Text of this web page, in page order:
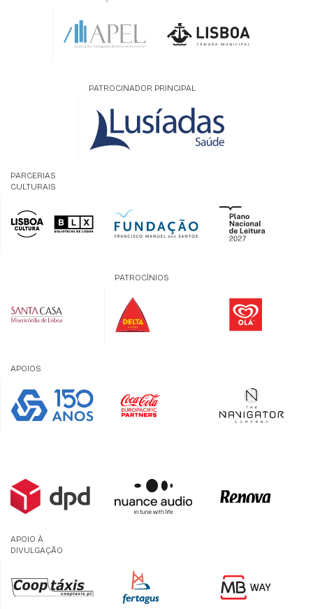
PATROCINADOR PRINCIPAL
PARCERIAS
CULTURAIS
PATROCÍNIOS
APOIOS
APOIO À
DIVULGAÇÃO